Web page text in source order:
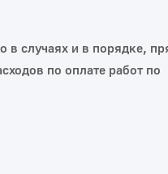
случаях и в порядке,
по оплате работ по